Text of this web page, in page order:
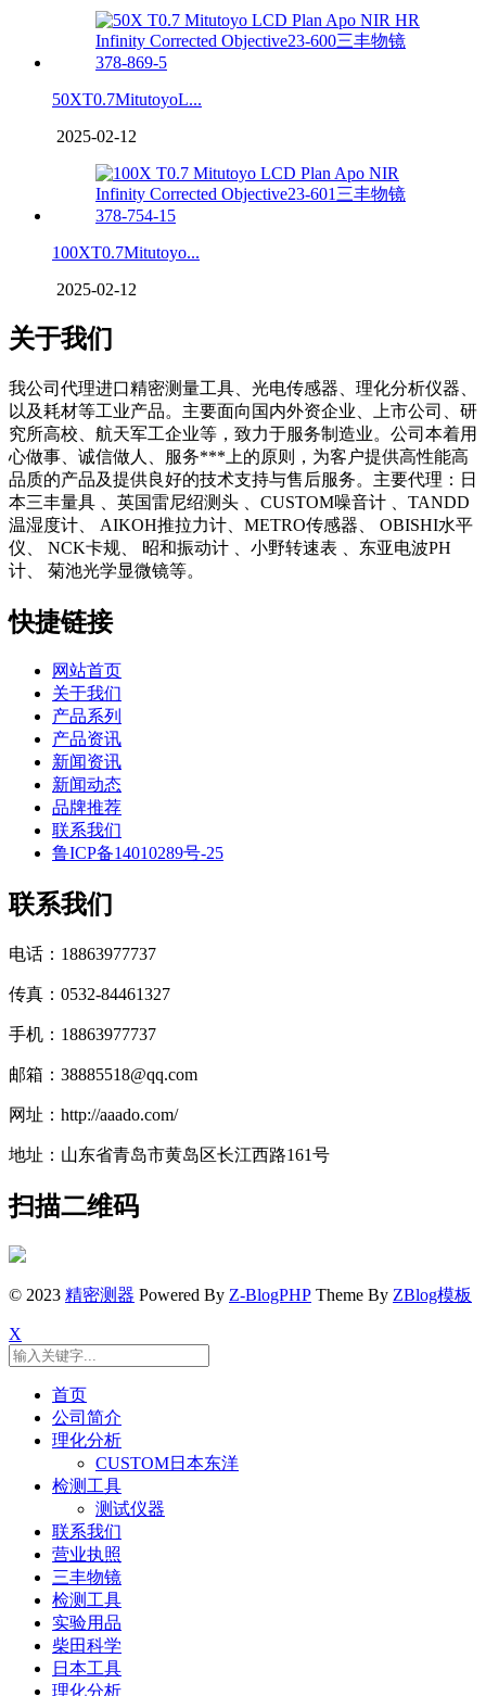
50XT0.7MitutoyoL...
2025-02-12
100XT0.7Mitutoyo...
2025-02-12
关于我们
我公司代理进口精密测量工具、光电传感器、理化分析仪器、
以及耗材等工业产品。主要面向国内外资企业、上市公司、研
究所高校、航天军工企业等，致力于服务制造业。公司本着用
心做事、诚信做人、服务***上的原则，为客户提供高性能高
品质的产品及提供良好的技术支持与售后服务。主要代理：日
本三丰量具 、英国雷尼绍测头 、CUSTOM噪音计 、TANDD
温湿度计、 AIKOH推拉力计、METRO传感器、 OBISHI水平
仪、 NCK卡规、 昭和振动计 、小野转速表 、东亚电波PH
计、 菊池光学显微镜等。
快捷链接
网站首页
关于我们
产品系列
产品资讯
新闻资讯
新闻动态
品牌推荐
联系我们
鲁ICP备14010289号-25
联系我们
电话：18863977737
传真：0532-84461327
手机：18863977737
邮箱：38885518@qq.com
网址：http://aaado.com/
地址：山东省青岛市黄岛区长江西路161号
扫描二维码
© 2023 精密测器 Powered By Z-BlogPHP Theme By ZBlog模板
X
首页
公司简介
理化分析
CUSTOM日本东洋
检测工具
测试仪器
联系我们
营业执照
三丰物镜
检测工具
实验用品
柴田科学
日本工具
理化分析